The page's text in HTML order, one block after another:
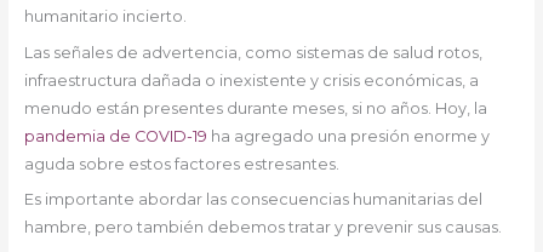
humanitario incierto.
Las señales de advertencia, como sistemas de salud rotos,
infraestructura dañada o inexistente y crisis económicas, a
menudo están presentes durante meses, si no años. Hoy, la
pandemia de COVID-19 ha agregado una presión enorme y
aguda sobre estos factores estresantes.
Es importante abordar las consecuencias humanitarias del
hambre, pero también debemos tratar y prevenir sus causas.